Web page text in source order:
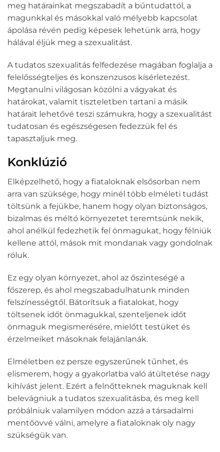
meg határainkat megszabadít a bűntudattól, a
magunkkal és másokkal való mélyebb kapcsolat
ápolása révén pedig képesek lehetünk arra, hogy
hálával éljük meg a szexualitást.
A tudatos szexualitás felfedezése magában foglalja a
felelősségteljes és konszenzusos kísérletezést.
Megtanulni világosan közölni a vágyakat és
határokat, valamit tiszteletben tartani a másik
határait lehetővé teszi számukra, hogy a szexualitást
tudatosan és egészségesen fedezzük fel és
tapasztaljuk meg.
Konklúzió
Elképzelhető, hogy a fiataloknak elsősorban nem
arra van szüksége, hogy minél több elméleti tudást
töltsünk a fejükbe, hanem hogy olyan biztonságos,
bizalmas és méltó környezetet teremtsünk nekik,
ahol anélkül fedezhetik fel önmagukat, hogy félniük
kellene attól, mások mit mondanak vagy gondolnak
róluk.
Ez egy olyan környezet, ahol az őszinteségé a
főszerep, és ahol megszabadulhatunk minden
felszínességtől. Bátorítsuk a fiatalokat, hogy
töltsenek időt önmagukkal, szenteljenek időt
önmaguk megismerésére, mielőtt testüket és
érzelmeiket másoknak felajánlanák.
Elméletben ez persze egyszerűnek tűnhet, és
elismerem, hogy a gyakorlatba való átültetése nagy
kihívást jelent. Ezért a felnőtteknek maguknak kell
belevágniuk a tudatos szexualitásba, és meg kell
próbálniuk valamilyen módon azzá a társadalmi
mentőövvé válni, amelyre a fiataloknak oly nagy
szükségük van.